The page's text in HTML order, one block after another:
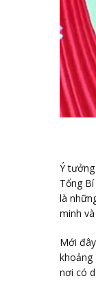
Ý
Tổng
là
minh
Mới
khoảng
nơi có